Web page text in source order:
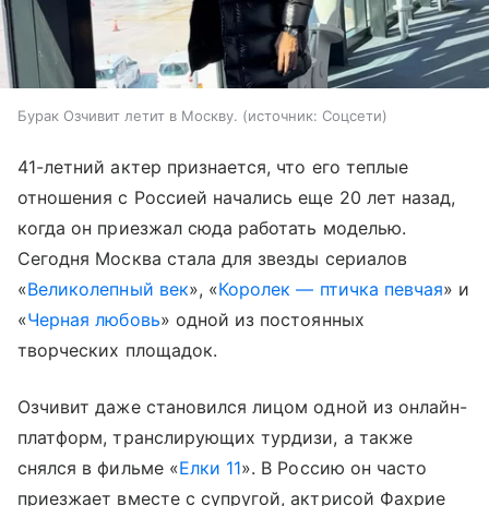
Бурак Озчивит летит в Москву. источник: Соцсети
41-летний актер признается, что его теплые
отношения с Россией начались еще 20 лет назад,
когда он приезжал сюда работать моделью.
Сегодня Москва стала для звезды сериалов
«Великолепный век», «Королек — птичка певчая» и
«Черная любовь» одной из постоянных
творческих площадок.
Озчивит даже становился лицом одной из онлайн-
платформ, транслирующих турдизи, а также
снялся в фильме «Елки 11». В Россию он часто
приезжает вместе с супругой, актрисой Фахрие